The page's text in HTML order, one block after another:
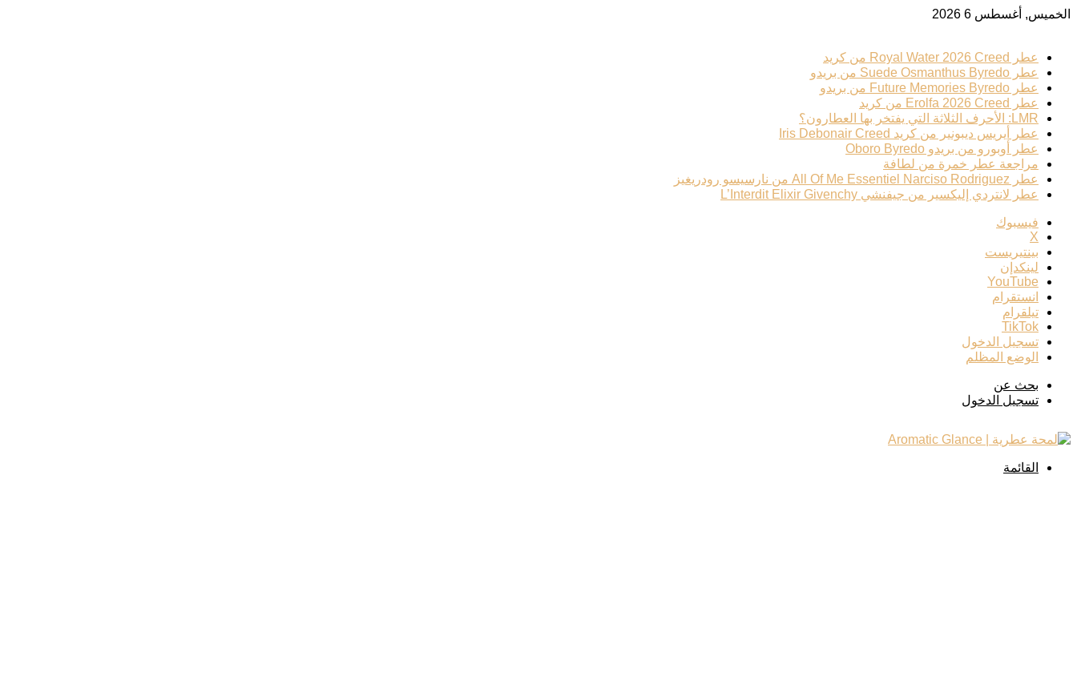
الخميس, أغسطس 6 2026
عطر Royal Water 2026 Creed من كريد
عطر Suede Osmanthus Byredo من بريدو
عطر Future Memories Byredo من بريدو
عطر Erolfa 2026 Creed من كريد
LMR: الأحرف الثلاثة التي يفتخر بها العطارون؟
عطر أيريس ديبونير من كريد Iris Debonair Creed
عطر أوبورو من بريدو Oboro Byredo
مراجعة عطر خمرة من لطافة
عطر All Of Me Essentiel Narciso Rodriguez من نارسيسو رودريغيز
عطر لانتردي إليكسير من جيفنشي L’Interdit Elixir Givenchy
فيسبوك
‫X
بينتيريست
لينكدإن
‫YouTube
انستقرام
تيلقرام
‫TikTok
تسجيل الدخول
الوضع المظلم
بحث عن
تسجيل الدخول
القائمة